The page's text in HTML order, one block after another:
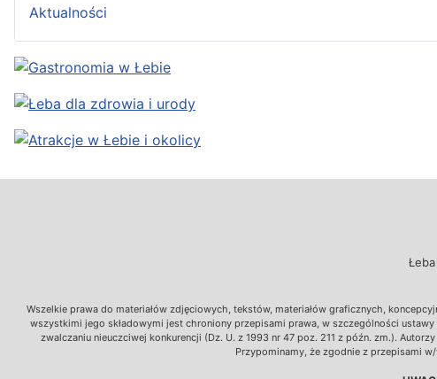
Aktualności
Wszelkie prawa do materiałów zdjęciowych, tekstów, materiałów graficznych,
wszystkimi jego składowymi jest chroniony przepisami prawa, w szczególności
zwalczaniu nieuczciwej konkurencji (Dz. U. z 1993 nr 47 poz. 211 z późn. zm.).
Przypominamy, że zgodnie z przepisami